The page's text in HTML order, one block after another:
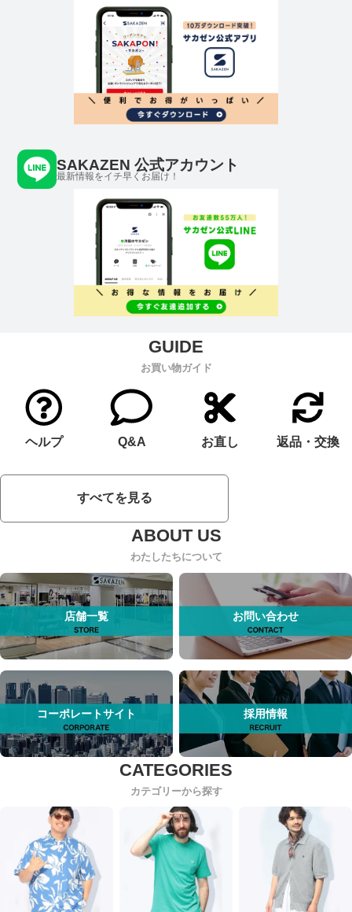
SAKAZEN 公式アカウント
最新情報をイチ早くお届け！
お買い物ガイド
ヘルプ Q&A お直し 返品・交換
すべてを見る
わたしたちについて
店舗一覧 お問い合わせ
コーポレートサイト 採用情報
カテゴリーから探す